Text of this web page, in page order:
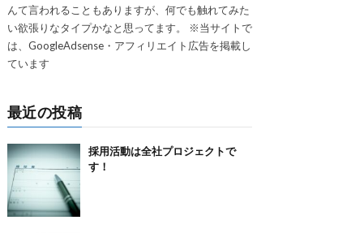
んて言われることもありますが、何でも触れてみた
い欲張りなタイプかなと思ってます。 ※当サイトで
は、GoogleAdsense・アフィリエイト広告を掲載し
ています
最近の投稿
採用活動は全社プロジェクトで
す！